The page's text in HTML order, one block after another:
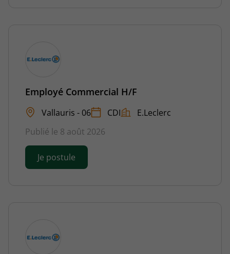
Employé Commercial H/F
Vallauris - 06 CDI
E.Leclerc
Publié le 8 août 2026
Je postule